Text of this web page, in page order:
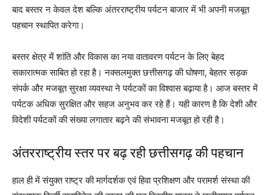
बाद बस्तर न केवल देश बल्कि अंतरराष्ट्रीय पर्यटन बाजार में भी अपनी मजबूत
पहचान स्थापित करेगा।
बस्तर क्षेत्र में शांति और विकास का नया वातावरण पर्यटन के लिए बेहद
सकारात्मक साबित हो रहा है। नक्सलमुक्त छत्तीसगढ़ की घोषणा, बेहतर सड़क
संपर्क और मजबूत सुरक्षा व्यवस्था ने पर्यटकों का विश्वास बढ़ाया है। आज बस्तर में
पर्यटक अधिक सुरक्षित और सहज अनुभव कर रहे हैं। यही कारण है कि देशी और
विदेशी पर्यटकों की संख्या लगातार बढ़ने की संभावना मजबूत हो रही है।
अंतरराष्ट्रीय स्तर पर बढ़ रही छत्तीसगढ़ की पहचान
हाल ही में संयुक्त राष्ट्र की मार्गदर्शक एवं हिवा प्रशिक्षण और परामर्श संस्था की